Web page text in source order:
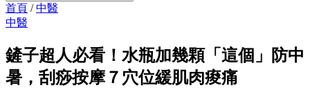
首頁 /中醫
中醫
鏟子超人必看！水瓶加幾顆「這個」防中
暑，刮痧按摩７穴位緩肌肉痠痛